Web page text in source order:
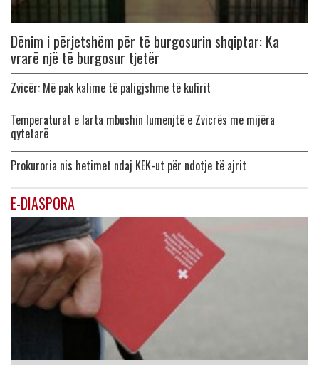
Dënim i përjetshëm për të burgosurin shqiptar: Ka
vrarë një të burgosur tjetër
Zvicër: Më pak kalime të paligjshme të kufirit
Temperaturat e larta mbushin lumenjtë e Zvicrës me mijëra
qytetarë
Prokuroria nis hetimet ndaj KEK-ut për ndotje të ajrit
E-DIASPORA